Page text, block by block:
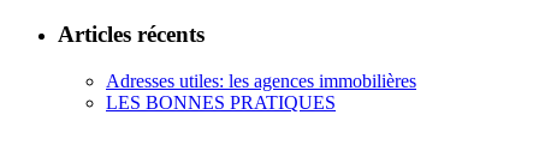
Articles récents
Adresses utiles: les agences immobilières
LES BONNES PRATIQUES